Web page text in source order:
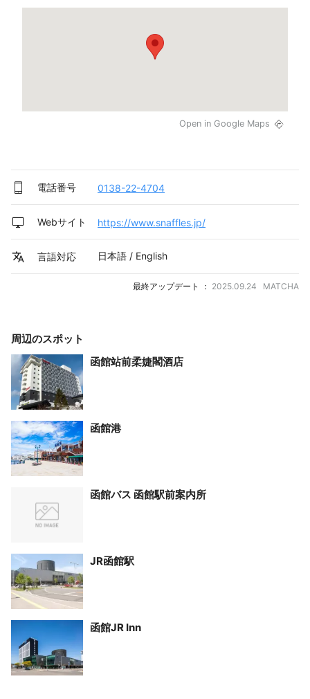
Open in Google Maps
電話番号 0138-22-4704
Webサイト https://www.snaffles.jp/
言語対応 日本語 / English
最終アップデート ： 2025.09.24 MATCHA
周辺のスポット
函館站前柔婕閣酒店
函館港
函館バス 函館駅前案内所
JR函館駅
函館JR Inn